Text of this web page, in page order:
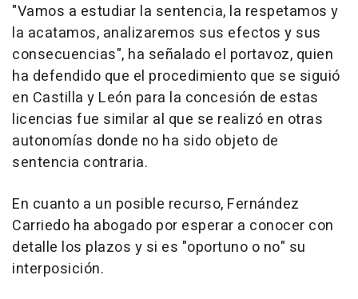
"Vamos a estudiar la sentencia, la respetamos y
la acatamos, analizaremos sus efectos y sus
consecuencias", ha señalado el portavoz, quien
ha defendido que el procedimiento que se siguió
en Castilla y León para la concesión de estas
licencias fue similar al que se realizó en otras
autonomías donde no ha sido objeto de
sentencia contraria.
En cuanto a un posible recurso, Fernández
Carriedo ha abogado por esperar a conocer con
detalle los plazos y si es "oportuno o no" su
interposición.